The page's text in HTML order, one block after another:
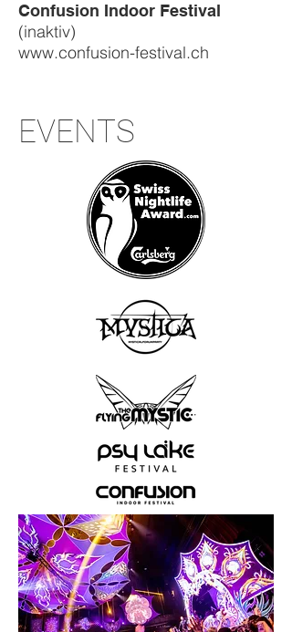
Confusion Indoor Festival
(inaktiv)
www.confusion-festival.ch
EVENTS